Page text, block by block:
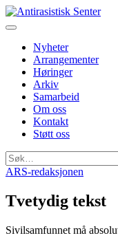
Nyheter
Arrangementer
Høringer
Arkiv
Samarbeid
Om oss
Kontakt
Støtt oss
Søk
etter:
ARS-redaksjonen
Tvetydig tekst
Sivilsamfunnet må